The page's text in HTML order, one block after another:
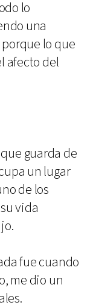
lo
una
lo que
afecto del
guarda de
un lugar
de los
vida
fue cuando
me dio un